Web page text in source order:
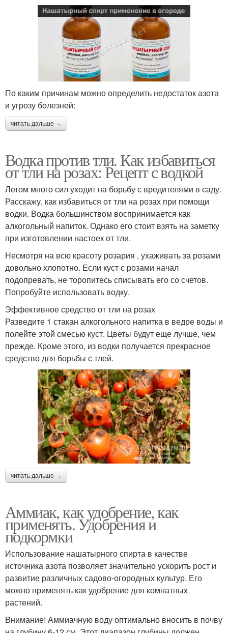
По каким причинам можно определить недостаток азота
и угрозу болезней:
читать дальше →
Водка против тли. Как избавиться
от тли на розах: Рецепт с водкой
Летом много сил уходит на борьбу с вредителями в саду.
Расскажу, как избавиться от тли на розах при помощи
водки. Водка большинством воспринимается как
алкогольный напиток. Однако его стоит взять на заметку
при изготовлении настоек от тли.
Несмотря на всю красоту розария , ухаживать за розами
довольно хлопотно. Если куст с розами начал
подопревать, не торопитесь списывать его со счетов.
Попробуйте использовать водку.
Эффективное средство от тли на розах
Разведите 1 стакан алкогольного напитка в ведре воды и
полейте этой смесью куст. Цветы будут еще лучше, чем
прежде. Кроме этого, из водки получается прекрасное
средство для борьбы с тлей.
читать дальше →
Аммиак, как удобрение, как
применять. Удобрения и
подкормки
Использование нашатырного спирта в качестве
источника азота позволяет значительно ускорить рост и
развитие различных садово-огородных культур. Его
можно применять как удобрение для комнатных
растений.
Внимание! Аммиачную воду оптимально вносить в почву